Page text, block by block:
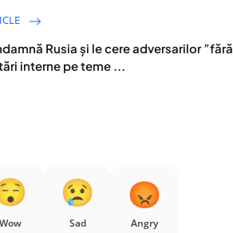
Rusia și le cere adversarilor ”fără
interne pe teme ...
Wow Sad Angry